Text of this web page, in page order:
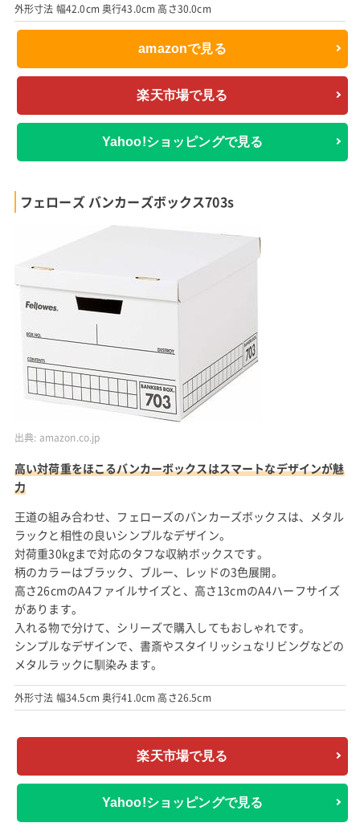
外形寸法 幅42.0cm 奥行43.0cm 高さ30.0cm
amazonで見る
楽天市場で見る
Yahoo!ショッピングで見る
フェローズ バンカーズボックス703s
出典: amazon.co.jp
高い対荷重をほこるバンカーボックスはスマートなデザインが魅
力
王道の組み合わせ、フェローズのバンカーズボックスは、メタル
ラックと相性の良いシンプルなデザイン。
対荷重30kgまで対応のタフな収納ボックスです。
柄のカラーはブラック、ブルー、レッドの3色展開。
高さ26cmのA4ファイルサイズと、高さ13cmのA4ハーフサイズ
があります。
入れる物で分けて、シリーズで購入してもおしゃれです。
シンプルなデザインで、書斎やスタイリッシュなリビングなどの
メタルラックに馴染みます。
外形寸法 幅34.5cm 奥行41.0cm 高さ26.5cm
楽天市場で見る
Yahoo!ショッピングで見る